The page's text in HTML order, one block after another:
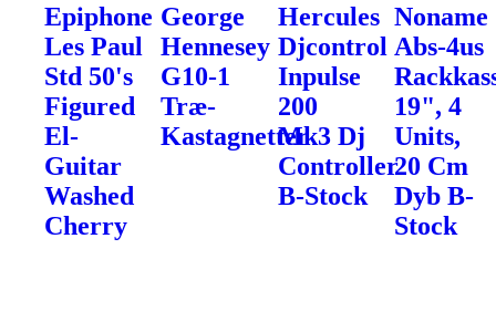
Epiphone
Les Paul
Std 50's
Figured
El-
Guitar
Washed
Cherry
George
Hennesey
G10-1
Træ-
Kastagnetter
Hercules
Djcontrol
Inpulse
200
Mk3 Dj
Controller
B-Stock
Noname
Abs-4us
19", 4
Units,
20 Cm
Dyb B-
Stock